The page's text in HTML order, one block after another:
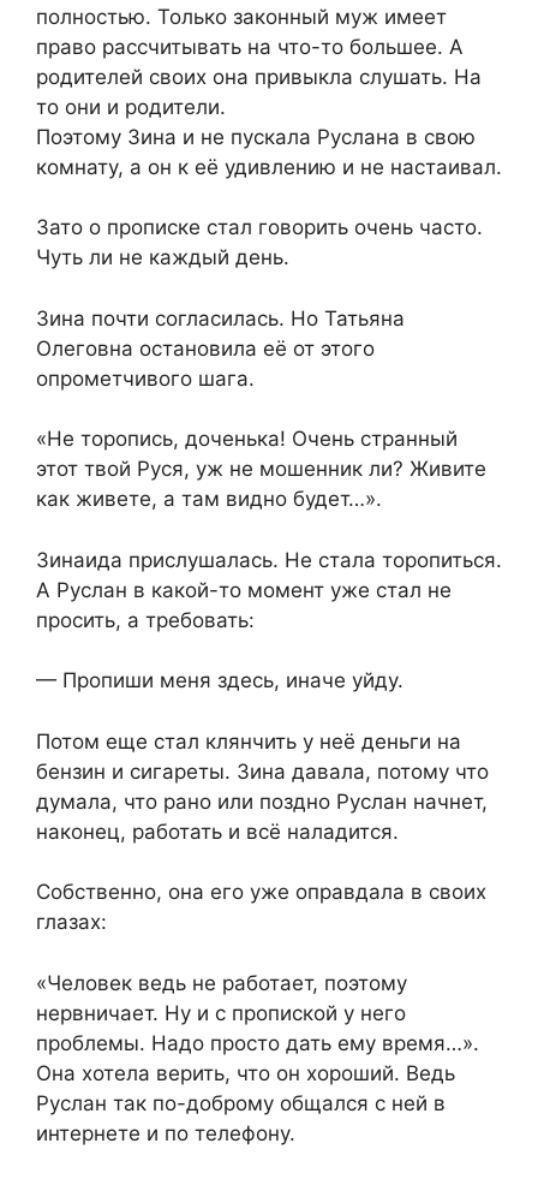
полностью. Только законный муж имеет
право рассчитывать на что-то большее. А
родителей своих она привыкла слушать. На
то они и родители.
Поэтому Зина и не пускала Руслана в свою
комнату, а он к её удивлению и не настаивал.
Зато о прописке стал говорить очень часто.
Чуть ли не каждый день.
Зина почти согласилась. Но Татьяна
Олеговна остановила её от этого
опрометчивого шага.
«Не торопись, доченька! Очень странный
этот твой Руся, уж не мошенник ли? Живите
как живете, а там видно будет…».
Зинаида прислушалась. Не стала торопиться.
А Руслан в какой-то момент уже стал не
просить, а требовать:
— Пропиши меня здесь, иначе уйду.
Потом еще стал клянчить у неё деньги на
бензин и сигареты. Зина давала, потому что
думала, что рано или поздно Руслан начнет,
наконец, работать и всё наладится.
Собственно, она его уже оправдала в своих
глазах:
«Человек ведь не работает, поэтому
нервничает. Ну и с пропиской у него
проблемы. Надо просто дать ему время…».
Она хотела верить, что он хороший. Ведь
Руслан так по-доброму общался с ней в
интернете и по телефону.